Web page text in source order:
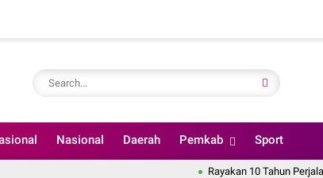
Nasional Daerah Pemkab Sport
Rayakan 10 Tahun Perjalanan,